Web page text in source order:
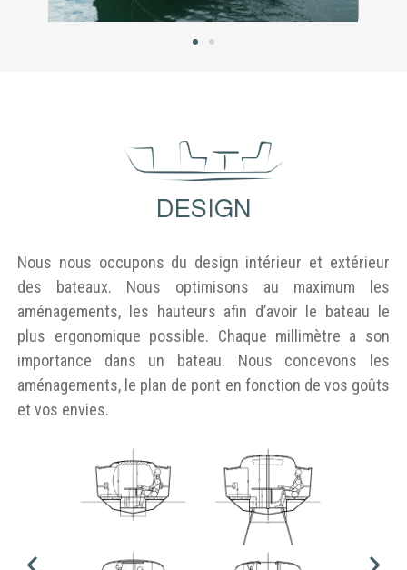
DESIGN
Nous nous occupons du design intérieur et extérieur
des bateaux. Nous optimisons au maximum les
aménagements, les hauteurs afin d’avoir le bateau le
plus ergonomique possible. Chaque millimètre a son
importance dans un bateau. Nous concevons les
aménagements, le plan de pont en fonction de vos goûts
et vos envies.